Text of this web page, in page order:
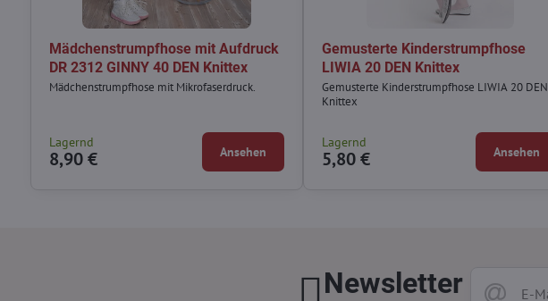
Mädchenstrumpfhose mit Aufdruck
DR 2312 GINNY 40 DEN Knittex
Mädchenstrumpfhose mit Mikrofaserdruck.
Lagernd
8,90 € Ansehen
Gemusterte Kinderstrumpfhose
LIWIA 20 DEN Knittex
Gemusterte Kinderstrumpfhose LIWIA 20 DEN
Knittex
Lagernd
5,80 € Ansehen
Newsletter